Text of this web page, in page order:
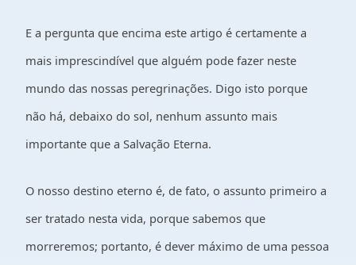
E a pergunta que encima este artigo é certamente a
mais imprescindível que alguém pode fazer neste
mundo das nossas peregrinações. Digo isto porque
não há, debaixo do sol, nenhum assunto mais
importante que a Salvação Eterna.
O nosso destino eterno é, de fato, o assunto primeiro a
ser tratado nesta vida, porque sabemos que
morreremos; portanto, é dever máximo de uma pessoa